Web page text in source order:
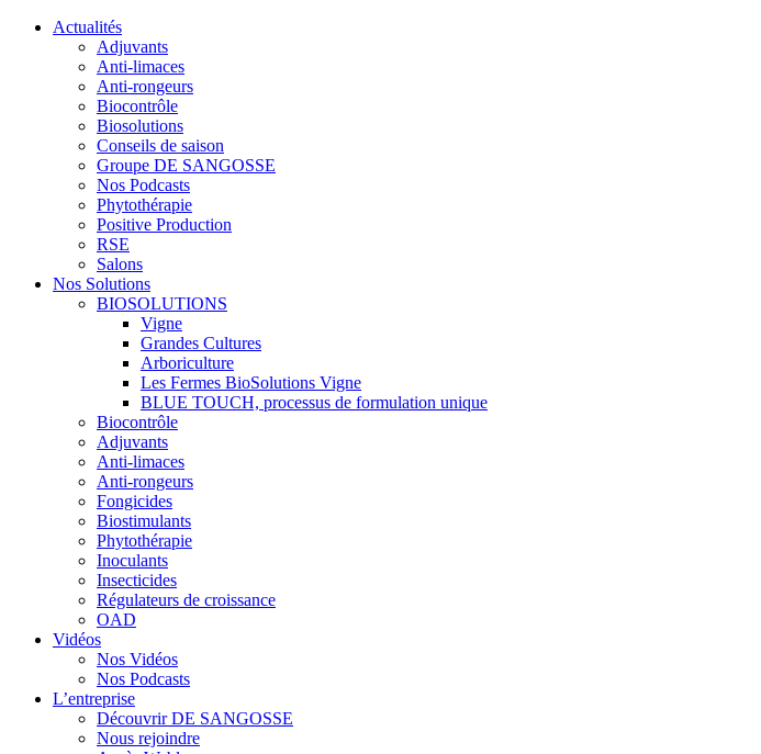
Actualités
Adjuvants
Anti-limaces
Anti-rongeurs
Biocontrôle
Biosolutions
Conseils de saison
Groupe DE SANGOSSE
Nos Podcasts
Phytothérapie
Positive Production
RSE
Salons
Nos Solutions
BIOSOLUTIONS
Vigne
Grandes Cultures
Arboriculture
Les Fermes BioSolutions Vigne
BLUE TOUCH, processus de formulation unique
Biocontrôle
Adjuvants
Anti-limaces
Anti-rongeurs
Fongicides
Biostimulants
Phytothérapie
Inoculants
Insecticides
Régulateurs de croissance
OAD
Vidéos
Nos Vidéos
Nos Podcasts
L’entreprise
Découvrir DE SANGOSSE
Nous rejoindre